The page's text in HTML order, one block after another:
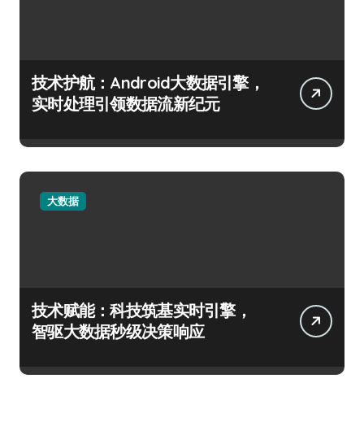
技术护航：Android大数据引擎，
实时处理引领数据流新纪元
大数据
技术赋能：科技筑基实时引擎，
智驱大数据秒级决策响应